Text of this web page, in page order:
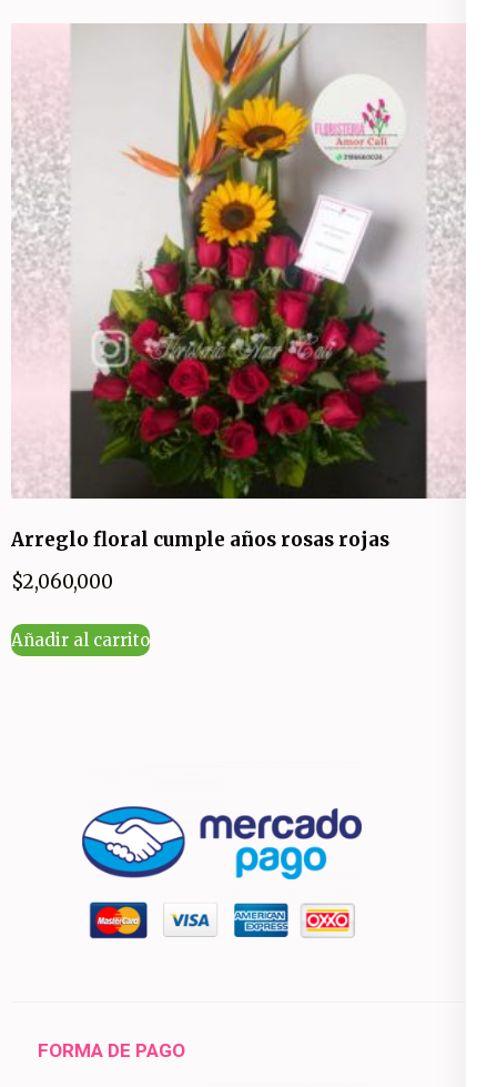
Arreglo floral cumple años rosas rojas
$2,060,000
Añadir al carrito
FORMA DE PAGO